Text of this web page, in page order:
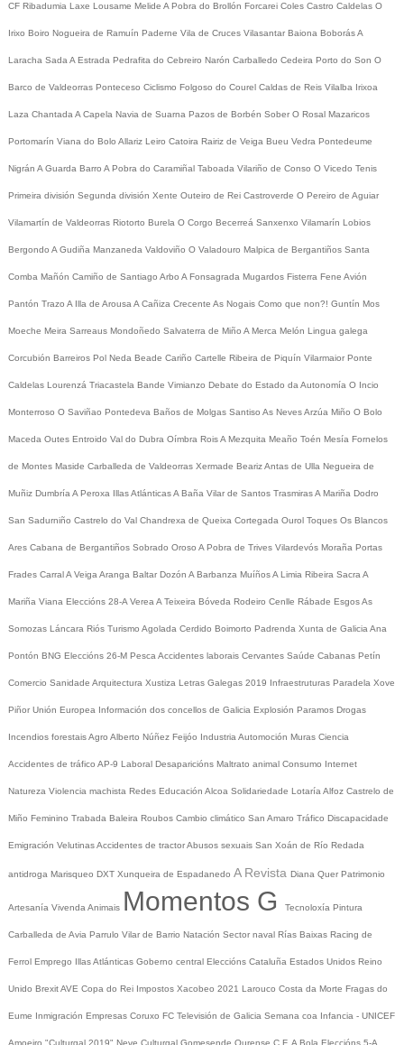
CF Ribadumia Laxe Lousame Melide A Pobra do Brollón Forcarei Coles Castro Caldelas O
Irixo Boiro Nogueira de Ramuín Paderne Vila de Cruces Vilasantar Baiona BoborásA
Laracha Sada A Estrada Pedrafita do Cebreiro Narón Carballedo Cedeira Porto do Son O
Barco de Valdeorras Ponteceso Ciclismo Folgoso do Courel Caldas de Reis Vilalba Irixoa
Laza Chantada A Capela Navia de Suarna Pazos de Borbén Sober O Rosal Mazaricos
Portomarín Viana do Bolo Allariz Leiro Catoira Rairiz de Veiga Bueu Vedra Pontedeume
Nigrán A Guarda Barro A Pobra do Caramiñal Taboada Vilariño de Conso O Vicedo Tenis
Primeira división Segunda división Xente Outeiro de Rei Castroverde O Pereiro de Aguiar
Vilamartín de Valdeorras Riotorto Burela O Corgo Becerreá Sanxenxo Vilamarín Lobios
Bergondo A Gudiña Manzaneda Valdoviño O Valadouro Malpica de Bergantiños Santa
Comba Mañón Camiño de Santiago Arbo A Fonsagrada Mugardos Fisterra Fene Avión
Pantón Trazo A Illa de Arousa A Cañiza Crecente As Nogais Como que non?! Guntín Mos
Moeche Meira Sarreaus Mondoñedo Salvaterra de Miño A Merca Melón Lingua galega
Corcubión Barreiros Pol Neda Beade Cariño Cartelle Ribeira de Piquín Vilarmaior Ponte
Caldelas Lourenzá Triacastela Bande Vimianzo Debate do Estado da Autonomía O Incio
Monterroso O Saviñao Pontedeva Baños de Molgas Santiso As NevesArzúa Miño O Bolo
Maceda Outes Entroido Val do Dubra Oímbra RoisA Mezquita Meaño Toén Mesía Fornelos
de Montes Maside Carballeda de Valdeorras Xermade BearizAntas de Ulla Negueira de
Muñiz Dumbría A Peroxa Illas AtlánticasA Baña Vilar de Santos TrasmirasA Mariña Dodro
San Sadurniño Castrelo do Val Chandrexa de Queixa Cortegada Ourol Toques Os Blancos
Ares Cabana de Bergantiños Sobrado Oroso A Pobra de Trives Vilardevós Moraña Portas
Frades CarralA Veiga Aranga Baltar Dozón A Barbanza MuíñosA Limia Ribeira Sacra A
Mariña Viana Eleccións 28-A Verea A Teixeira Bóveda Rodeiro Cenlle Rábade EsgosAs
Somozas Láncara Riós Turismo Agolada Cerdido Boimorto Padrenda Xunta de Galicia Ana
Pontón BNG Eleccións 26-M Pesca Accidentes laborais Cervantes Saúde Cabanas Petín
Comercio Sanidade Arquitectura Xustiza Letras Galegas 2019 Infraestruturas Paradela Xove
Piñor Unión Europea Información dos concellos de Galicia Explosión Paramos Drogas
Incendios forestaisAgro Alberto Núñez Feijóo Industria Automoción Muras Ciencia
Accidentes de tráfico AP-9 Laboral Desaparicións Maltrato animal Consumo Internet
Natureza Violencia machista Redes Educación Alcoa Solidariedade Lotaría Alfoz Castrelo de
Miño Feminino Trabada Baleira Roubos Cambio climático San Amaro Tráfico Discapacidade
Emigración VelutinasAccidentes de tractorAbusos sexuais San Xoán de Río Redada
antidroga Marisqueo DXT Xunqueira de Espadanedo A Revista Diana Quer Patrimonio
Artesanía Vivenda Animais Momentos G Tecnoloxía Pintura
Carballeda de Avia Parrulo Vilar de Barrio Natación Sector naval Rías Baixas Racing de
Ferrol Emprego Illas Atlánticas Goberno central Eleccións Cataluña Estados Unidos Reino
Unido BrexitAVE Copa do Rei Impostos Xacobeo 2021 Larouco Costa da Morte Fragas do
Eume Inmigración Empresas Coruxo FC Televisión de Galicia Semana coa Infancia - UNICEF
Amoeiro "Culturgal 2019" Neve Culturgal Gomesende Ourense C.F. A Bola Eleccións 5-A